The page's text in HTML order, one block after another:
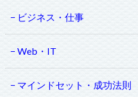
ビジネス・仕事
Web・IT
マインドセット・成功法則